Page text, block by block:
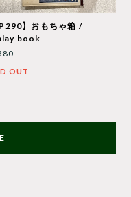
】おもちゃ箱 /
book
OUT